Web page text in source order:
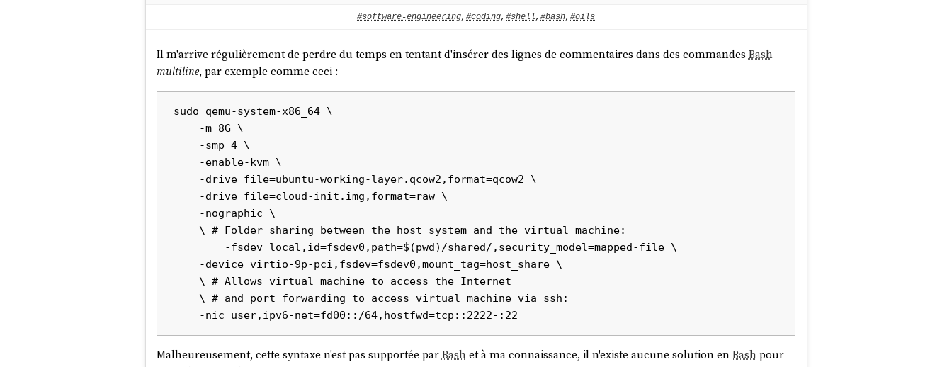
#software-engineering, #coding, #shell, #bash, #oils
Il m'arrive régulièrement de perdre du temps en tentant d'insérer des lignes de commentaires dans des commandesBash
multiline, par exemple comme ceci :
sudo qemu-system-x86_64 \
Malheureusement, cette syntaxe n'est pas supportée parBashet à ma connaissance, il n'existe aucune solution enBashpour